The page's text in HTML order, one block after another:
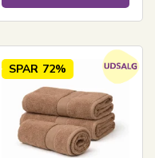
SPAR 72%